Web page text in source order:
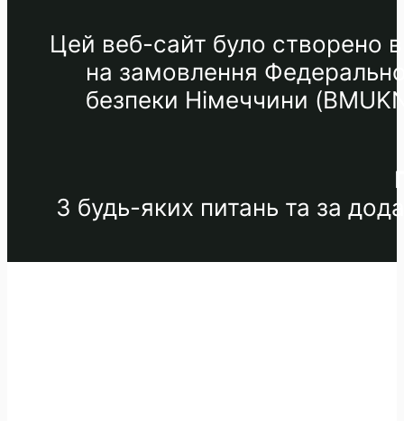
Цей веб-сайт було створено
на замовлення
безпеки Німеччини
З будь-яких питань та за